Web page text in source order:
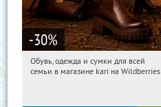
-30%
17:33:59 Получили:
Обувь, одежда и сумки для всей
семьи в магазине kari на Wildberries